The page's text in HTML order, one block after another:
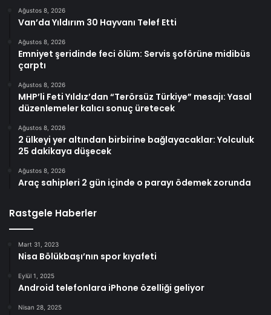
Ağustos 8, 2026
Van’da Yıldırım 30 Hayvanı Telef Etti
Ağustos 8, 2026
Emniyet şeridinde feci ölüm: Servis şoförüne midibüs
çarptı
Ağustos 8, 2026
MHP’li Feti Yıldız’dan “Terörsüz Türkiye” mesajı: Yasal
düzenlemeler kalıcı sonuç üretecek
Ağustos 8, 2026
2 ülkeyi yer altından birbirine bağlayacaklar: Yolculuk
25 dakikaya düşecek
Ağustos 8, 2026
Araç sahipleri 2 gün içinde o parayı ödemek zorunda
Rastgele Haberler
Mart 31, 2023
Nisa Bölükbaşı’nın spor kıyafeti
Eylül 1, 2025
Android telefonlara iPhone özelliği geliyor
Nisan 28, 2025